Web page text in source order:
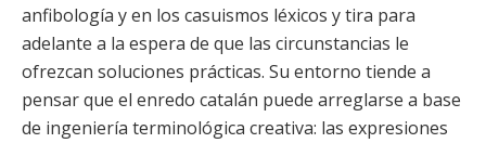
anfibología y en los casuismos léxicos y tira para
adelante a la espera de que las circunstancias le
ofrezcan soluciones prácticas. Su entorno tiende a
pensar que el enredo catalán puede arreglarse a base
de ingeniería terminológica creativa: las expresiones